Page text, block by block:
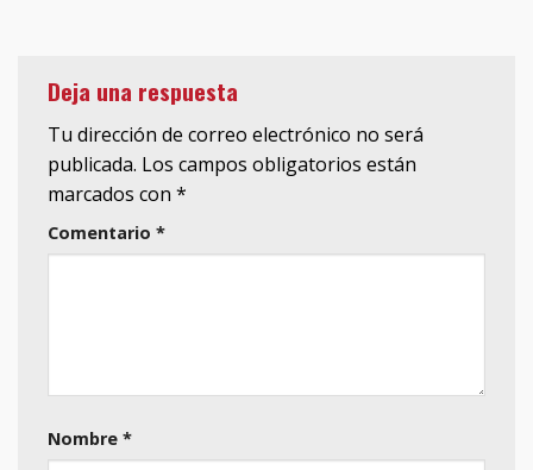
Deja una respuesta
Tu dirección de correo electrónico no será
publicada. Los campos obligatorios están
marcados con *
Comentario *
Nombre *